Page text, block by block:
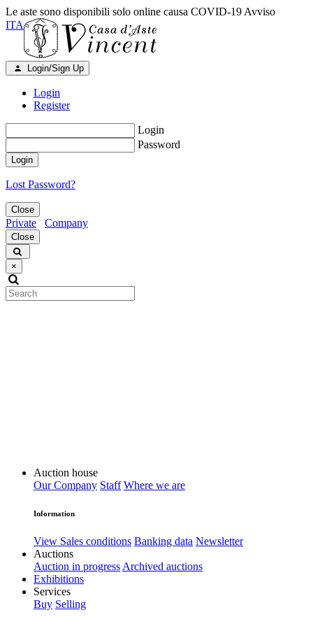
Le aste sono disponibili solo online causa COVID-19 Avviso
ITA
Login/Sign Up
Login
Register
Login
Password
Login
Lost Password?
Close
Private Company
Close
×
Auction house
Our Company Staff Where we are
Information
View Sales conditions Banking data Newsletter
Auctions
Auction in progress Archived auctions
Exhibitions
Services
Buy Selling